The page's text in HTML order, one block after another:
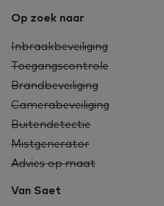
Op zoek naar
Inbraakbeveiliging
Toegangscontrole
Brandbeveiliging
Camerabeveiliging
Buitendetectie
Mistgenerator
Advies op maat
Van Saet